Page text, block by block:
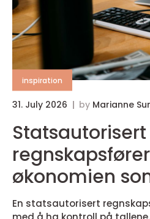
inspiration
31. July 2026 by Marianne
Statsautorisert
økonomien
for vekst
En statsautorisert